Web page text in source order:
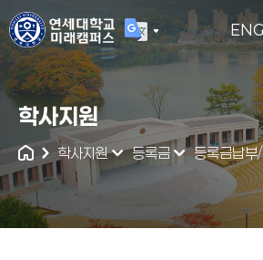
ENG
연세대학교
통합검색
학사지원
학사지원 등록금 등록금납부